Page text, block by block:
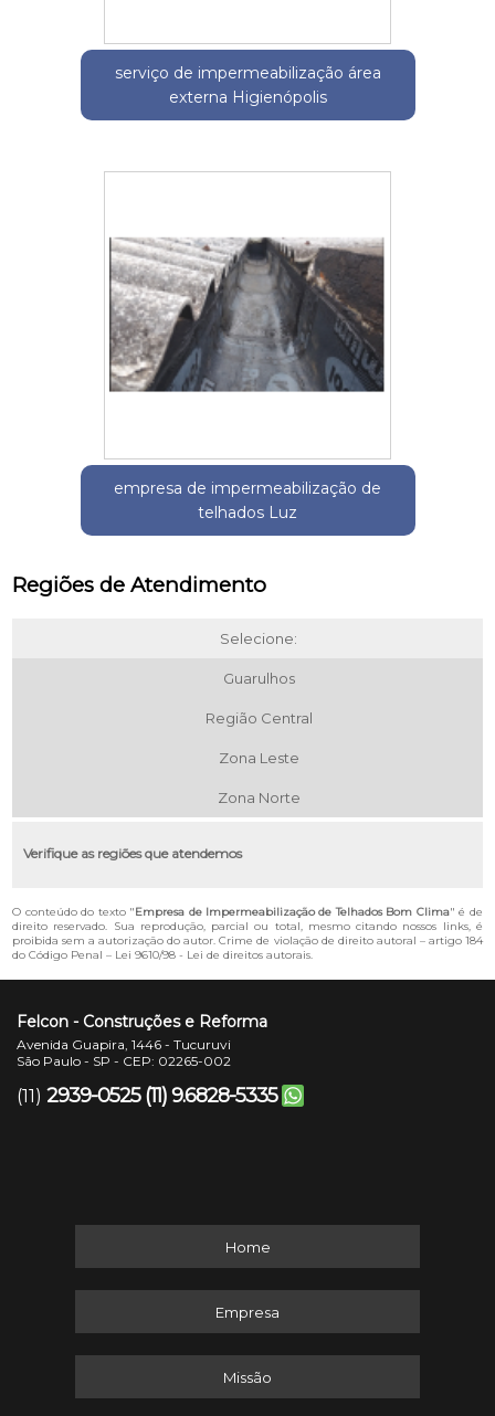
serviço de impermeabilização área
externa Higienópolis
empresa de impermeabilização de
telhados Luz
Regiões de Atendimento
Selecione:
Guarulhos
Região Central
Zona Leste
Zona Norte
Verifique as regiões que atendemos
O conteúdo do texto "Empresa de Impermeabilização de Telhados Bom Clima" é de
direito reservado. Sua reprodução, parcial ou total, mesmo citando nossos links, é
proibida sem a autorização do autor. Crime de violação de direito autoral – artigo 184
do Código Penal – Lei 9610/98 - Lei de direitos autorais.
Felcon - Construções e Reforma
Avenida Guapira, 1446 - Tucuruvi
São Paulo - SP - CEP: 02265-002
(11) 2939-0525 (11) 9.6828-5335
Home
Empresa
Missão